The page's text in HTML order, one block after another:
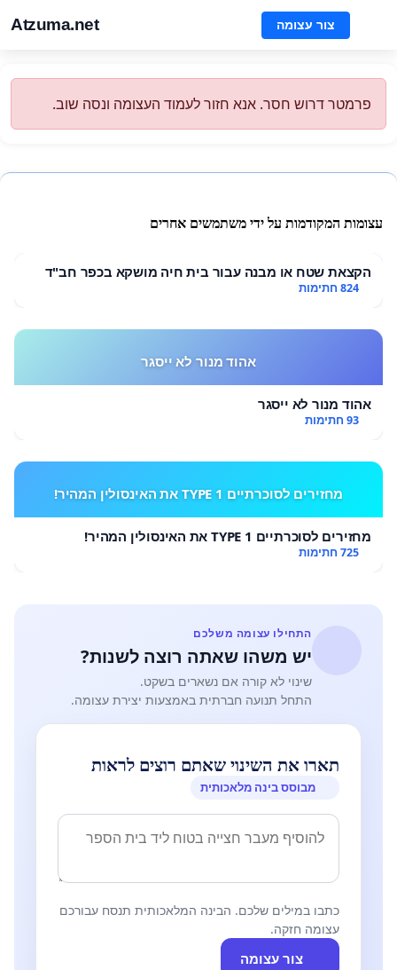
Atzuma.net צור עצומה
פרמטר דרוש חסר. אנא חזור לעמוד העצומה ונסה שוב.
עצומות המקודמות על ידי משתמשים אחרים
הקצאת שטח או מבנה עבור בית חיה מושקא בכפר חב"ד
824 חתימות
אהוד מנור לא ייסגר
אהוד מנור לא ייסגר
93 חתימות
מחזירים לסוכרתיים TYPE 1 את האינסולין המהיר!
מחזירים לסוכרתיים TYPE 1 את האינסולין המהיר!
725 חתימות
התחילו עצומה משלכם
יש משהו שאתה רוצה לשנות?
שינוי לא קורה אם נשארים בשקט.
התחל תנועה חברתית באמצעות יצירת עצומה.
תארו את השינוי שאתם רוצים לראות
מבוסס בינה מלאכותית
כתבו במילים שלכם. הבינה המלאכותית תנסח עבורכם
עצומה חזקה.
צור עצומה